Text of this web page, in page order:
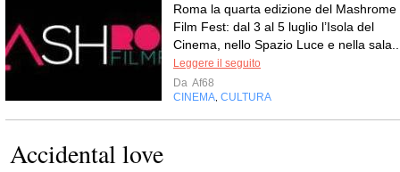
Roma la quarta edizione del Mashrome
Film Fest: dal 3 al 5 luglio l’Isola del
Cinema, nello Spazio Luce e nella
Leggere il seguito
Da Af68
CINEMA, CULTURA
Accidental love